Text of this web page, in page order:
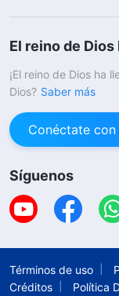
El reino de Dios
¡El reino de Dios ha
Dios? Saber más
Conéctate
Síguenos
Términos de uso
Créditos
Política